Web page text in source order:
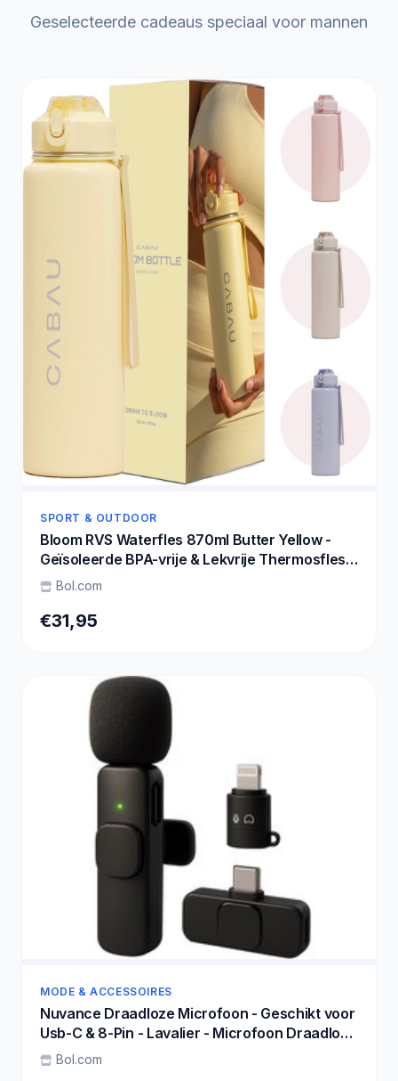
Geselecteerde cadeaus speciaal voor mannen
SPORT & OUTDOOR
Bloom RVS Waterfles 870ml Butter Yellow -
Geïsoleerde BPA-vrije & Lekvrije Thermosfles -
Duurzame Herbruikbare Drinkfles met
Schoonmaakborstel & Draagkoord - BPA vrij
Sportfles Dames - Waterfles Volwassenen -
Bol.com
€31,95
MODE & ACCESSOIRES
Nuvance Draadloze Microfoon - Geschikt voor
Usb-C & 8-Pin - Lavalier - Microfoon Draadloos
- Dasspeld - Plug & Play
Bol.com